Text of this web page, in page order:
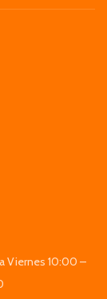
Viernes 10:00 –